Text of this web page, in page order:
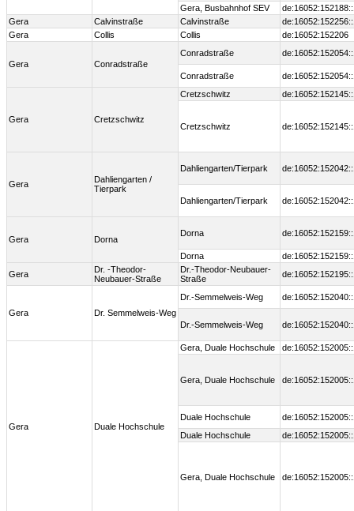
Gera, Busbahnhof SEV
Gera
Calvinstraße Calvinstraße
Gera
Collis Collis de:16052:152206
Gera Conradstraße
Conradstraße
Conradstraße
Gera Cretzschwitz
Cretzschwitz
Cretzschwitz
Gera
Dahliengarten /
Tierpark
Dahliengarten/Tierpark
Dahliengarten/Tierpark
Gera Dorna
Dorna
Dorna
Gera
Dr. -Theodor-
Neubauer-Straße
Dr.-Theodor-Neubauer-
Straße
Gera Dr. Semmelweis-Weg
Dr.-Semmelweis-Weg
Dr.-Semmelweis-Weg
Gera Duale Hochschule
Gera, Duale Hochschule
Gera, Duale Hochschule
Duale Hochschule
Duale Hochschule
Gera, Duale Hochschule